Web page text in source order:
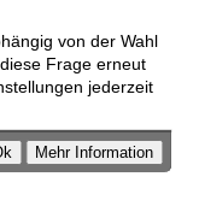
von der Wahl
Frage erneut
jederzeit